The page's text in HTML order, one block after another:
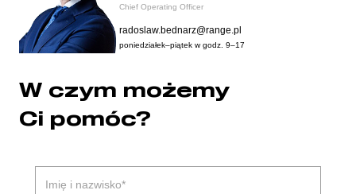
Chief Operating Officer
radoslaw.bednarz@range.pl
poniedziałek–piątek w godz. 9–17
W czym możemy
Ci pomóc?